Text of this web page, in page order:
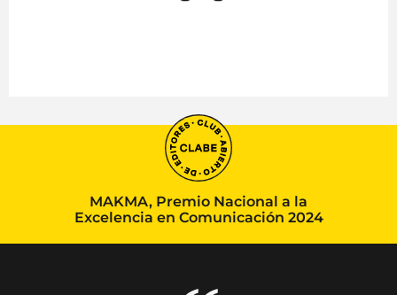
MAKMA, Premio Nacional a la
Excelencia en Comunicación 2024